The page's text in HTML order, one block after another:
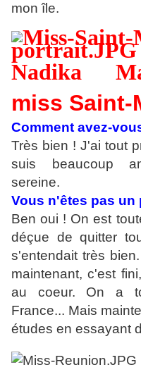
mon île.
Nadika
miss Saint-
Comment avez-
Très bien ! J'ai tout
suis beaucoup
sereine.
Vous n'êtes pas un
Ben oui ! On est
déçue de quitter
s'entendait très
maintenant, c'est
au coeur. On a
France... Mais
études en essayant